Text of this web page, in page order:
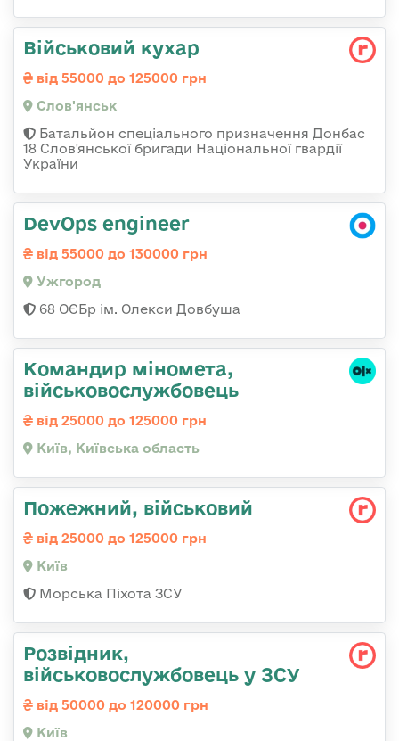
Військовий кухар
від 55000 до 125000 грн
Слов'янськ
Батальйон спеціального призначення Донбас
18 Слов'янської бригади Національної гвардії
України
DevOps engineer
від 55000 до 130000 грн
Ужгород
68 ОЄБр ім. Олекси Довбуша
Командиp міномета,
військовослужбовець
від 25000 до 125000 грн
Київ, Київська область
Пожежний, військовий
від 25000 до 125000 грн
Київ
Морська Піхота ЗСУ
Розвідник,
військовослужбовець у ЗСУ
від 50000 до 120000 грн
Київ